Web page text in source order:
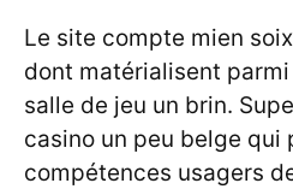
Le site compte mien
dont matérialisent
salle de jeu un brin.
casino un peu belge qui
compétences usagers